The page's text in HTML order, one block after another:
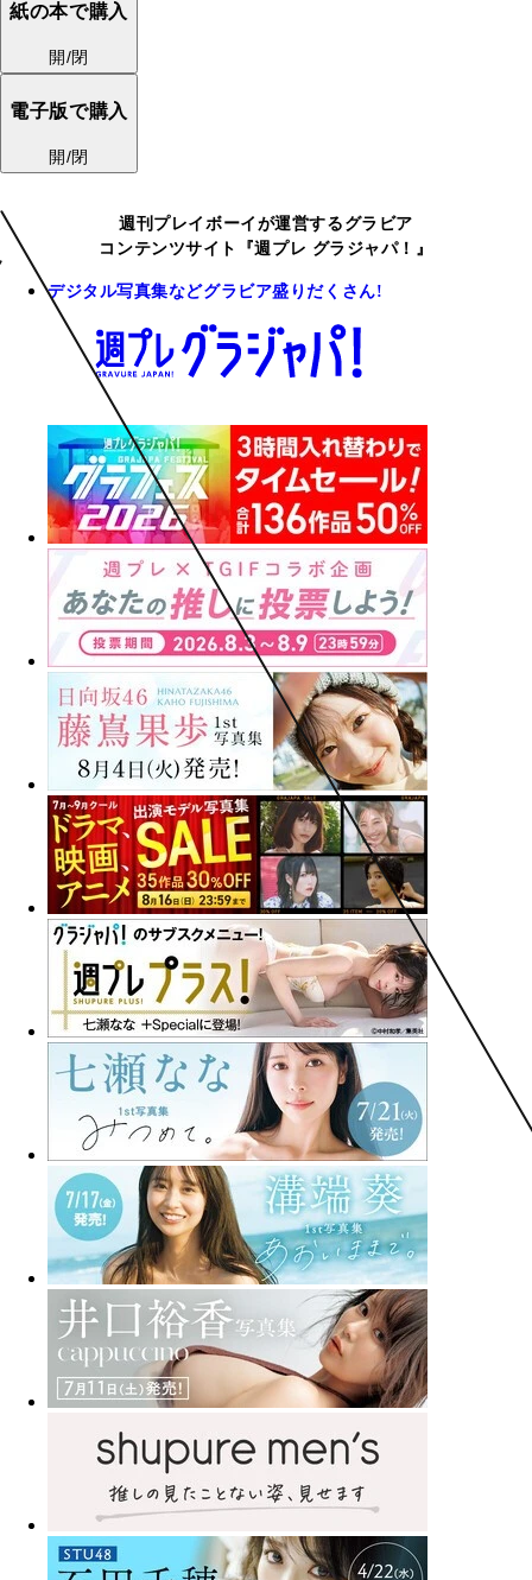
紙の本で購入
開/閉
電子版で購入
開/閉
週刊プレイボーイが運営するグラビア
コンテンツサイト『週プレ グラジャパ！』
デジタル写真集などグラビア盛りだくさん!